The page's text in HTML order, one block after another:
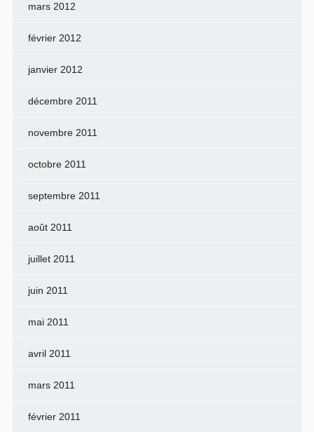
mars 2012
février 2012
janvier 2012
décembre 2011
novembre 2011
octobre 2011
septembre 2011
août 2011
juillet 2011
juin 2011
mai 2011
avril 2011
mars 2011
février 2011